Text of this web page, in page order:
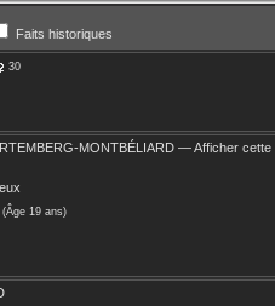
Faits historiques
30
MONTBÉLIARD —Afficher cette
(Âge 19 ans)